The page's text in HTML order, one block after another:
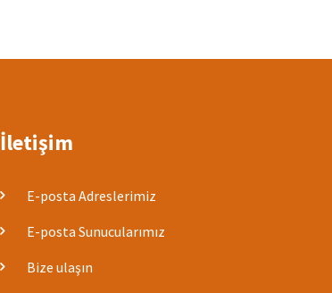
İletişim
E-posta Adreslerimiz
E-posta Sunucularımız
Bize ulaşın